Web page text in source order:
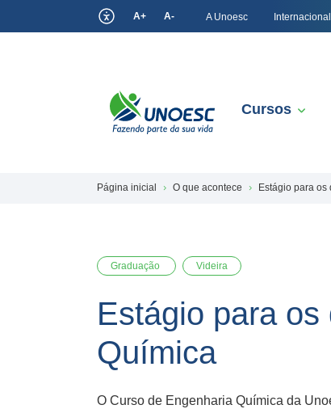
A+ A- A Unoesc
Cursos
Página inicial O que acontece Estágio para
Graduação Videira
Estágio para
Química
O Curso de Engenharia Química da